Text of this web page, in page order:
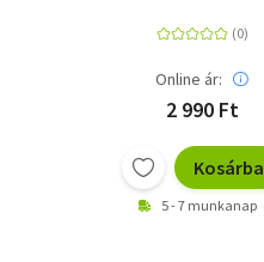
Online ár:
2 990 Ft
Kosárba
5 - 7 munkanap